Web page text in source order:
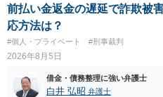
は法に触れる可能性もあります。
ことは可能でしょうか？ →一般的に
０万円の被害を受けたとして、１円
たら、 できるだけ重い刑罰を与え
でしょうか。 ＞弁護士さんに入っ
はありますか？ そこはあり得ます
分賠償に回すことも考えられるので
前払い金返金の遅延で詐欺被
応方法は？
#個人・プライベート #刑事裁判
2026年8月5日
借金・債務整理に強い弁護士
白井 弘昭 弁護士